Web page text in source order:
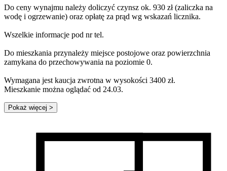
Do ceny wynajmu należy doliczyć czynsz ok. 930 zł (zaliczka na
wodę i ogrzewanie) oraz opłatę za prąd wg wskazań licznika.
Wszelkie informacje pod nr tel.
Do mieszkania przynależy miejsce postojowe oraz powierzchnia
zamykana do przechowywania na poziomie 0.
Wymagana jest kaucja zwrotna w wysokości 3400 zł.
Mieszkanie można oglądać od 24.03.
Pokaż więcej >